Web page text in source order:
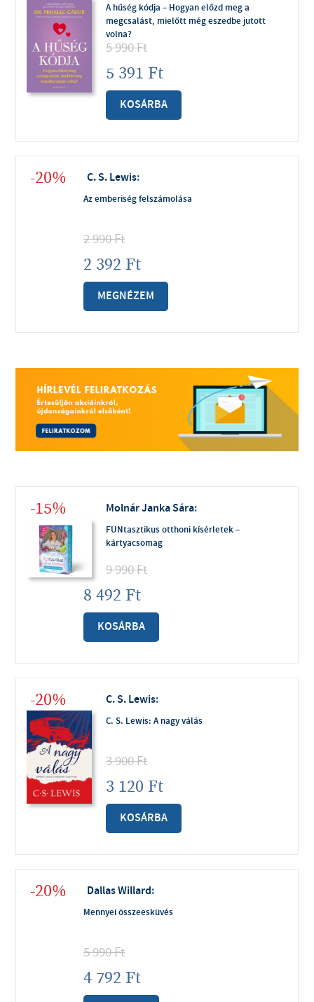
A hűség kódja – Hogyan előzd meg a
megcsalást, mielőtt még eszedbe jutott
volna?
5 990Ft
5 391 Ft
KOSÁRBA
-20% C. S. Lewis:
Az emberiség felszámolása
2 990Ft
2 392 Ft
MEGNÉZEM
-15% Molnár Janka Sára:
FUNtasztikus otthoni kísérletek –
kártyacsomag
9 990Ft
8 492 Ft
KOSÁRBA
-20% C. S. Lewis:
C. S. Lewis: A nagy válás
3 900Ft
3 120 Ft
KOSÁRBA
-20% Dallas Willard:
Mennyei összeesküvés
5 990Ft
4 792 Ft